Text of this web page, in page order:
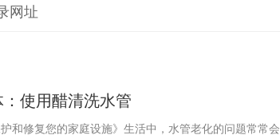
网址
：使用醋清洗水管
和修复您的家庭设施》生活中，水管老化的问题常常